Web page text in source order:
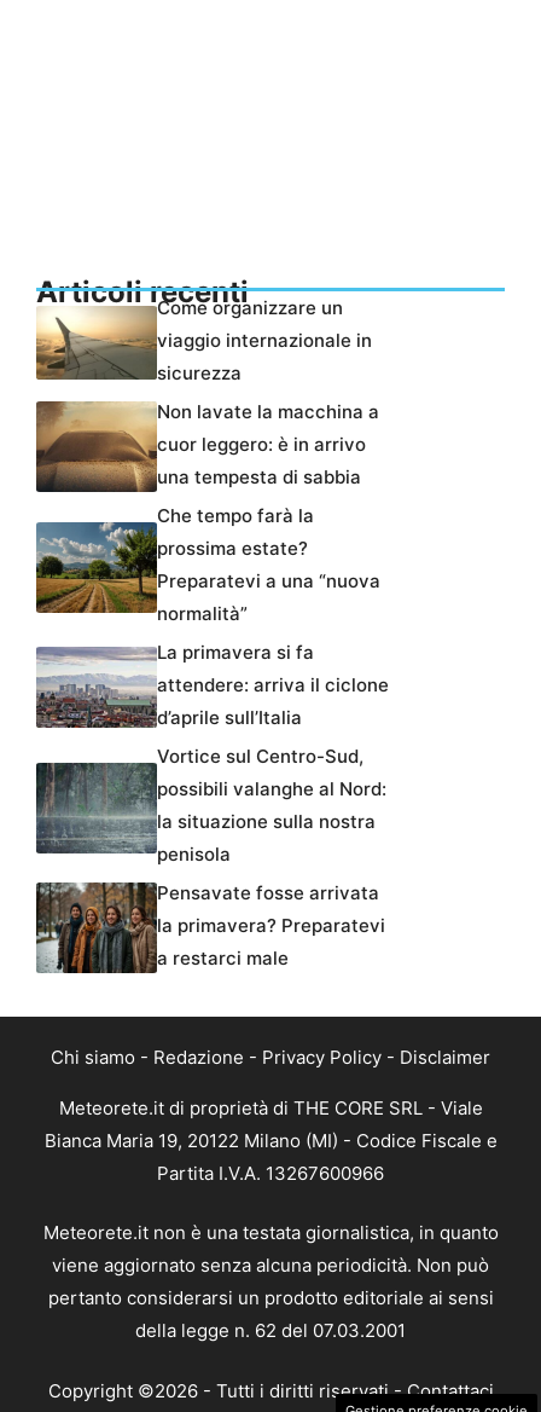
Articoli recentiCome organizzare un
viaggio internazionale in
sicurezza
Non lavate la macchina a
cuor leggero: è in arrivo
una tempesta di sabbia
Che tempo farà la
prossima estate?
Preparatevi a una “nuova
normalità”
La primavera si fa
attendere: arriva il ciclone
d’aprile sull’Italia
Vortice sul Centro-Sud,
possibili valanghe al Nord:
la situazione sulla nostra
penisola
Pensavate fosse arrivata
la primavera? Preparatevi
a restarci male
Chi siamo - Redazione - Privacy Policy - Disclaimer
Meteorete.it di proprietà di THE CORE SRL - Viale
Bianca Maria 19, 20122 Milano (MI) - Codice Fiscale e
Partita I.V.A. 13267600966
Meteorete.it non è una testata giornalistica, in quanto
viene aggiornato senza alcuna periodicità. Non può
pertanto considerarsi un prodotto editoriale ai sensi
della legge n. 62 del 07.03.2001
Copyright ©2026 - Tutti i diritti riservati -Contattaci